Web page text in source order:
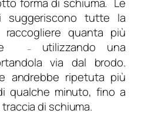
suggeriscono tutte la
quanta più
–
utilizzando una
via dal brodo.
andrebbe ripetuta più
qualche minuto, fino a
di schiuma.